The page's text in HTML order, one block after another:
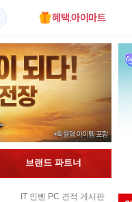
혜택.아이마트
브랜드 파트너
IT 인벤 PC 견적 게시판